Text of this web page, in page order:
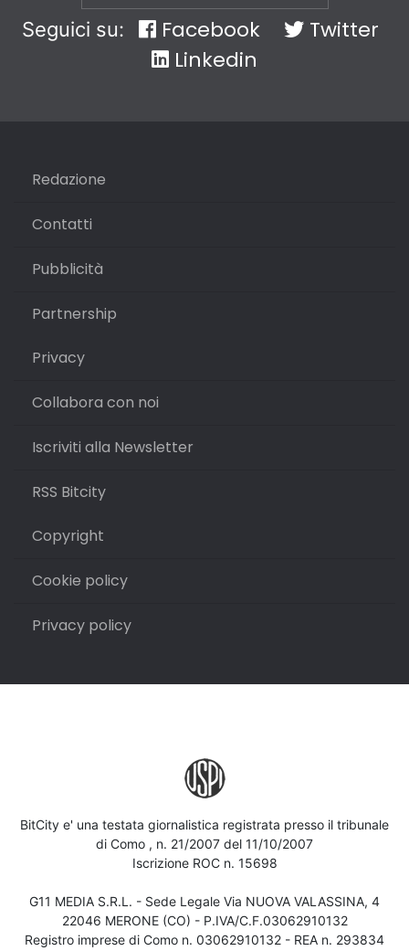
Seguici su: Facebook
Twitter
Linkedin
Redazione
Contatti
Pubblicità
Partnership
Privacy
Collabora con noi
Iscriviti alla Newsletter
RSS Bitcity
Copyright
Cookie policy
Privacy policy
BitCity e' una testata giornalistica registrata presso il tribunale
di Como , n. 21/2007 del 11/10/2007
Iscrizione ROC n. 15698
G11 MEDIA S.R.L. - Sede Legale Via NUOVA VALASSINA, 4
22046 MERONE (CO) - P.IVA/C.F.03062910132
Registro imprese di Como n. 03062910132 - REA n. 293834